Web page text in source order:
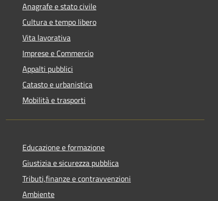
Anagrafe e stato civile
Cultura e tempo libero
Vita lavorativa
Imprese e Commercio
Appalti pubblici
Catasto e urbanistica
Mobilità e trasporti
Educazione e formazione
Giustizia e sicurezza pubblica
Tributi,finanze e contravvenzioni
Ambiente